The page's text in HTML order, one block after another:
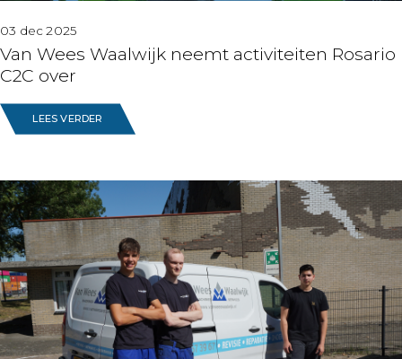
03 dec 2025
Van Wees Waalwijk neemt activiteiten Rosario
C2C over
LEES VERDER